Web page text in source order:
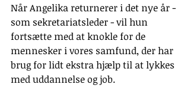
Når Angelika returnerer i det nye år -
som sekretariatsleder - vil hun
fortsætte med at knokle for de
mennesker i vores samfund, der har
brug for lidt ekstra hjælp til at lykkes
med uddannelse og job.